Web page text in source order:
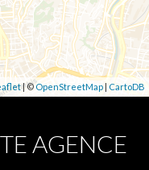
| ©OpenStreetMap | CartoDB
AGENCE